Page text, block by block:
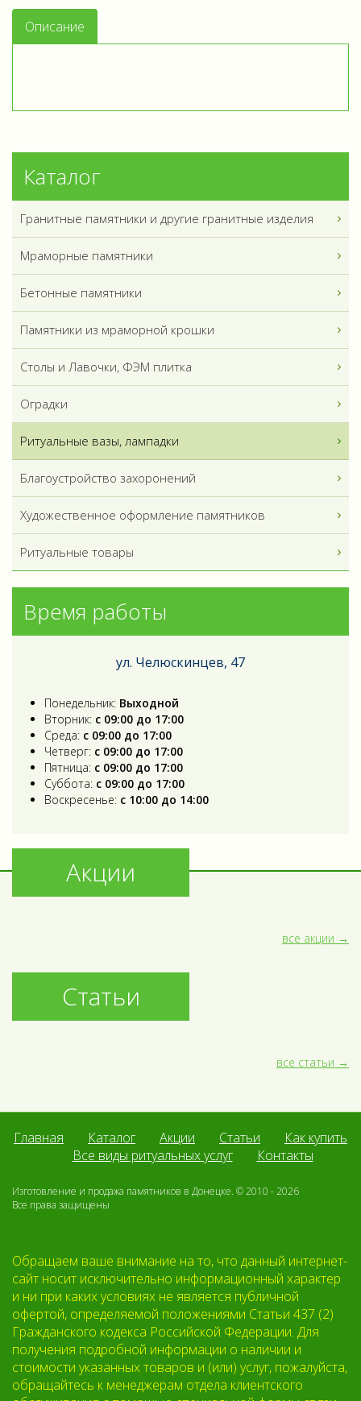
Описание
Каталог
Гранитные памятники и другие гранитные изделия
Мраморные памятники
Бетонные памятники
Памятники из мраморной крошки
Столы и Лавочки, ФЭМ плитка
Оградки
Ритуальные вазы, лампадки
Благоустройство захоронений
Художественное оформление памятников
Ритуальные товары
Время работы
ул. Челюскинцев, 47
Понедельник: Выходной
Вторник: с 09:00 до 17:00
Среда: с 09:00 до 17:00
Четверг: с 09:00 до 17:00
Пятница: с 09:00 до 17:00
Суббота: с 09:00 до 17:00
Воскресенье: с 10:00 до 14:00
Акции
все акции
Статьи
все статьи
Главная Каталог Акции Статьи
Как купить
Все виды ритуальных услуг
Контакты
Изготовление и продажа памятников в Донецке. © 2010 - 2026
Все права защищены
Обращаем ваше внимание на то, что данный интернет-
сайт носит исключительно информационный характер
и ни при каких условиях не является публичной
офертой, определяемой положениями Статьи 437 (2)
Гражданского кодекса Российской Федерации. Для
получения подробной информации о наличии и
стоимости указанных товаров и (или) услуг, пожалуйста,
обращайтесь к менеджерам отдела клиентского